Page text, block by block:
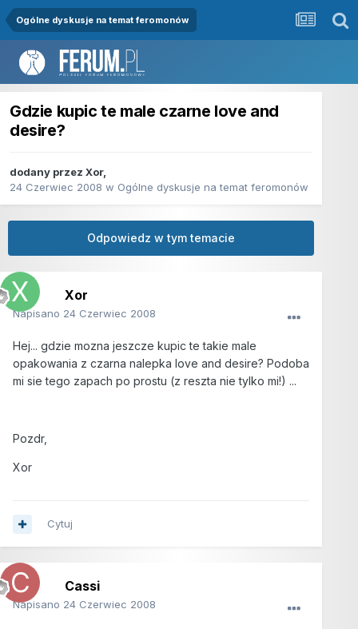
Ogólne dyskusje na temat feromonów
Gdzie kupic te male czarne love and
desire?
dodany przez Xor,
24 Czerwiec 2008 w Ogólne dyskusje na temat feromonów
Odpowiedz w tym temacie
Xor
Napisano 24 Czerwiec 2008
Hej... gdzie mozna jeszcze kupic te takie male
opakowania z czarna nalepka love and desire? Podoba
mi sie tego zapach po prostu (z reszta nie tylko mi!) ...
Pozdr,
Xor
Cytuj
Cassi
Napisano 24 Czerwiec 2008